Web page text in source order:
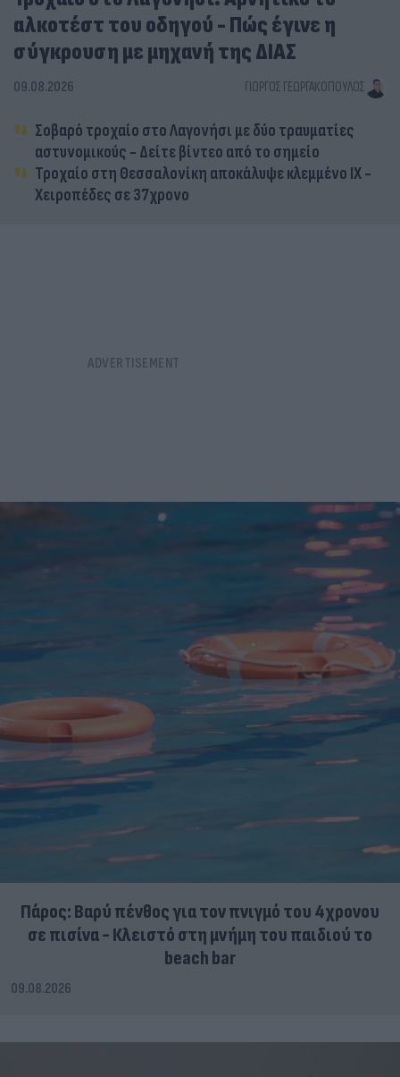
αλκοτέστ του οδηγού - Πώς έγινε η
σύγκρουση με μηχανή της ΔΙΑΣ
09.08.2026 ΓΙΏΡΓΟΣ ΓΕΩΡΓΑΚΌΠΟΥΛΟΣ
Σοβαρό τροχαίο στο Λαγονήσι με δύο τραυματίες
αστυνομικούς - Δείτε βίντεο από το σημείο
Τροχαίο στη Θεσσαλονίκη αποκάλυψε κλεμμένο ΙΧ -
Χειροπέδες σε 37χρονο
Πάρος: Βαρύ πένθος για τον πνιγμό του 4χρονου
σε πισίνα - Κλειστό στη μνήμη του παιδιού το
beach bar
09.08.2026